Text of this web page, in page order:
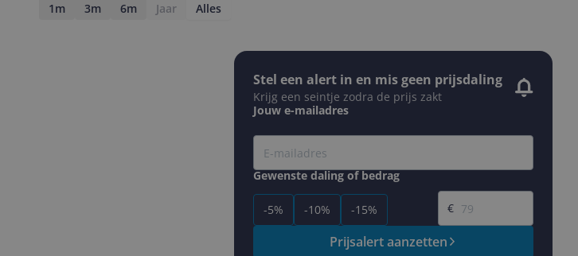
1m 3m 6m Jaar Alles
Stel een alert in en mis geen prijsdaling
Krijg een seintje zodra de prijs zakt
Jouw e-mailadres
Gewenste daling of bedrag
-5% -10% -15%
Gewenste prijs
€
Prijsalert aanzetten